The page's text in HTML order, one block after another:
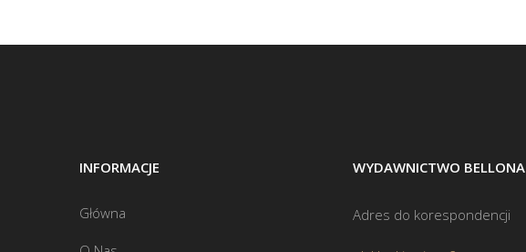
INFORMACJE
Główna
WYDAWNICTWO BELLONA
Adres do korespondencji